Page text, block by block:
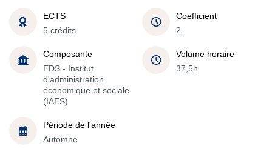
ECTS
5 crédits
Coefficient
2
Composante
EDS - Institut
d'administration
économique et sociale
(IAES)
Volume horaire
37,5h
Période de l'année
Automne